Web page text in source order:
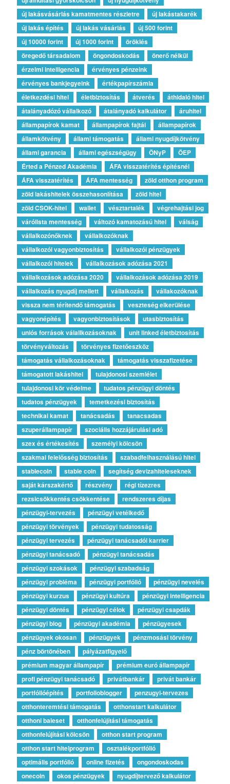
új lakásvásárlás kamatmentes részletre
új lakástakarék
új lakás építés
új lakás vásárlás
új 500 forint
új 10000 forint
új 1000 forint
öröklés
öregedő társadalom
öngondoskodás
önerő nélkül
érzelmi intelligencia
érvényes pénzeink
érvényes bankjegyeink
értékpapírszámla
életkezdési hitel
életbiztosítás átverés
áthidaló hitel
átalányadózó vállalkozó
átalányadó kalkulátor
áruhitel
állampapírok kamat
állampapírok fajtái
állampapírok
államkötvény
állami támogatás
állami nyugdíjkötvény
állami garancia
állami egészségügy ÖNyP
ÖEP
Érted a Pénzed Akadémia
ÁFA visszatérítés építésnél
ÁFA visszatérítés
ÁFA mentesség
zöld otthon program
zöld lakáshitelek összehasonlítása
zöld hitel
zöld CSOK-hitel
wallet vésztartalék
végrehajtási jog
várólista mentesség
változó kamatozású hitel
válság
vállalkozónőknek
vállalkozóknak
vállalkozói vagyonbiztosítás
vállalkozói pénzügyek
vállalkozói hitelek
vállalkozások adózása 2021
vállalkozások adózása 2020
vállalkozások adózása 2019
vállalkozás nyugdíj mellett
vállalkozás
vállakozóknak
vissza nem térítendő támogatás
veszteség elkerülése
vagyonépítés
vagyonbiztosítások
utasbiztosítás
uniós források válallkozásoknak
unit linked életbiztosítás
törvényváltozás
törvényes fizetőeszköz
támogatás vállalkozásoknak
támogatás visszafizetése
támogatott lakáshitel
tulajdonosi szemlélet
tulajdonosi kör védelme
tudatos pénzügyi döntés
tudatos pénzügyek
temetkezési biztosítás
technikai kamat
tanácsadás
tanacsadas
szuperállampapír
szociális hozzájárulási adó
szex és értékesítés
személyi kölcsön
szakmai felelősség biztosítás
szabadfelhasználású hitel
stablecoin
stable coin
segítség devizahiteleseknek
saját kárszakértő
részvény
régi tízezres
rezsicsökkentés csökkentése
rendszeres díjas
pénzügyi-tervezés
pénzügyi vetélkedő
pénzügyi törvények
pénzügyi tudatosság
pénzügyi tervezés
pénzügyi tanácsadói karrier
pénzügyi tanácsadó
pénzügyi tanácsadás
pénzügyi szokások
pénzügyi szabadság
pénzügyi probléma
pénzügyi portfólió
pénzügyi nevelés
pénzügyi kurzus
pénzügyi kultúra
pénzügyi intelligencia
pénzügyi döntés
pénzügyi célok
pénzügyi csapdák
pénzügyi blog
pénzügyi akadémia
pénzügyesek
pénzügyek okosan
pénzügyek
pénzmosási törvény
pénz börtönében
pályázatfigyelő
prémium magyar állampapír
prémium euró állampapír
profi pénzügyi tanácsadó
privátbankár
privát bankár
portfólióépítés
portfolioblogger
penzugyi-tervezes
otthonteremtési támogatás
otthonstart kalkulátor
otthoni baleset
otthonfelújítási támogatás
otthonfelújítási kölcsön
otthon start program
otthon start hitelprogram
osztalékportfólió
optimális portfólió
online fizetés
ongondoskodas
onecoin
okos pénzügyek
nyugdíjtervező kalkulátor